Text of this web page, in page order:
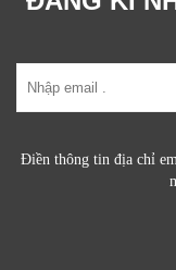
Điền thông tin địa chỉ